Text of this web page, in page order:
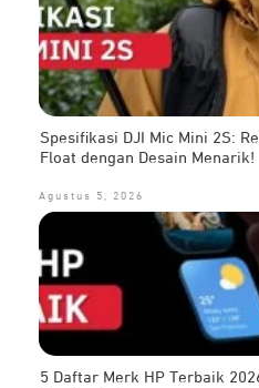
Spesifikasi DJI Mic Mini 2S:
Float dengan Desain Menarik!
Agustus 5, 2026
5 Daftar Merk HP Terbaik